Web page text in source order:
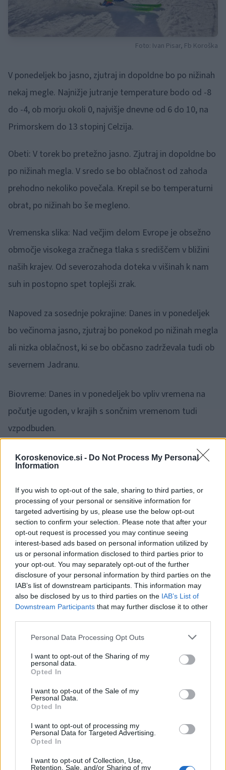
Koroskenovice.si - Do Not Process My Personal
Information
If you wish to opt-out of the sale, sharing to third parties, or
processing of your personal or sensitive information for
targeted advertising by us, please use the below opt-out
section to confirm your selection. Please note that after your
opt-out request is processed you may continue seeing
interest-based ads based on personal information utilized by
us or personal information disclosed to third parties prior to
your opt-out. You may separately opt-out of the further
disclosure of your personal information by third parties on the
IAB’s list of downstream participants. This information may
also be disclosed by us to third parties on the IAB’s List of
Downstream Participants that may further disclose it to other
Please note that this website/app uses one or more Google
not limited to your visit or usage behaviour. You may click to
grant or deny consent to Google and its third-party tags to
use your data for below specified purposes in below Google
consent section.
Personal Data Processing Opt Outs
I want to opt-out of the Sharing of my
personal data.
Opted In
I want to opt-out of the Sale of my
Personal Data.
Opted In
I want to opt-out of processing my
Personal Data for Targeted Advertising.
Opted In
I want to opt-out of Collection, Use,
Retention, Sale, and/or Sharing of my
Foto: Ivan Pisar, Fb Koroška
V ponedeljek bo jasno, zjutraj in dopoldne bo po nižinah
nekaj megle. Najnižje jutranje temperature bodo od -8
do -4, ob morju okoli 0, najvišje dnevne od 6 do 10, na
Primorskem do 13 stopinj Celzija.
Obeti: V torek bo pretežno jasno. Zjutraj in dopoldne bo
po nižinah megla. V sredo se bo oblačnost od zahoda
prehodno nekoliko povečala. Krepil se bo temperaturni
obrat, po nižinah bo še megleno.
Vremenska slika: Nad večjim delom Evrope je obsežno
območje visokega zračnega tlaka s središčem v bližini
naših krajev. Od severozahoda doteka v višinah k nam
suh in postopno spet toplejši zrak.
Napoved za sosednje pokrajine: Danes in v ponedeljek
bo večinoma jasno, zjutraj bo ponekod po nižinah megla
ali nizka oblačnost, ki se bo občasno zadrževala tudi ob
severnem Jadranu.
Biovreme: Danes in v ponedeljek bo vpliv vremena na
počutje ugoden, v krajih s sončnim vremenom tudi
vzpodbuden.
Vir: Arso
Opozorilo:Po 297. členu Kazenskega zakonika je
posameznik kazensko odgovoren za javno spodbujanje
sovraštva, nasilja ali nestrpnosti. Komentarji z žaljivimi,
rasističnimi, diskriminatornimi ali nezakonitimi vsebinami bodo
odstranjeni.
Pravila komentiranja →
Failed to fetch
Ključne besede:
vremenska napoved
Več iz kategorije Novice